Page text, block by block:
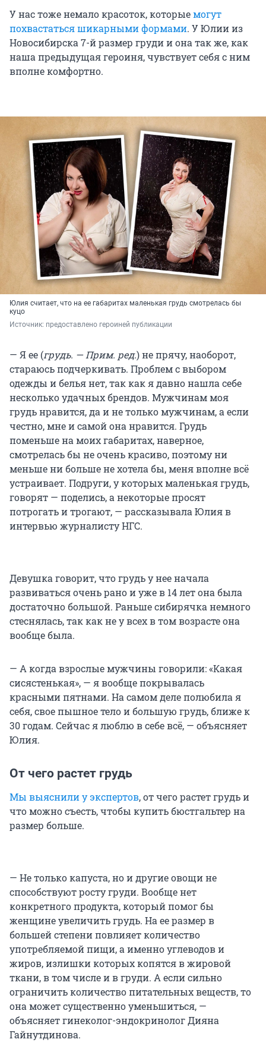
У нас тоже немало красоток, которыемогут
похвастаться шикарными формами. У Юлии из
Новосибирска 7-й размер груди и она так же, как
наша предыдущая героиня, чувствует себя с ним
вполне комфортно.
Юлия считает, что на ее габаритах маленькая грудь смотрелась бы
куцо
Источник: предоставлено героиней публикации
— Я ее (грудь. — Прим. ред.) не прячу, наоборот,
стараюсь подчеркивать. Проблем с выбором
одежды и белья нет, так как я давно нашла себе
несколько удачных брендов. Мужчинам моя
грудь нравится, да и не только мужчинам, а если
честно, мне и самой она нравится. Грудь
поменьше на моих габаритах, наверное,
смотрелась бы не очень красиво, поэтому ни
меньше ни больше не хотела бы, меня вполне всё
устраивает. Подруги, у которых маленькая грудь,
говорят — поделись, а некоторые просят
потрогать и трогают, — рассказывала Юлия в
интервью журналисту НГС.
Девушка говорит, что грудь у нее начала
развиваться очень рано и уже в 14 лет она была
достаточно большой. Раньше сибирячка немного
стеснялась, так как не у всех в том возрасте она
вообще была.
— А когда взрослые мужчины говорили: «Какая
сисястенькая», — я вообще покрывалась
красными пятнами. На самом деле полюбила я
себя, свое пышное тело и большую грудь, ближе к
30 годам. Сейчас я люблю в себе всё, — объясняет
Юлия.
От чего растет грудь
Мы выяснили у экспертов, от чего растет грудь и
что можно съесть, чтобы купить бюстгальтер на
размер больше.
— Не только капуста, но и другие овощи не
способствуют росту груди. Вообще нет
конкретного продукта, который помог бы
женщине увеличить грудь. На ее размер в
большей степени повлияет количество
употребляемой пищи, а именно углеводов и
жиров, излишки которых копятся в жировой
ткани, в том числе и в груди. А если сильно
ограничить количество питательных веществ, то
она может существенно уменьшиться, —
объясняет гинеколог-эндокринолог Дияна
Гайнутдинова.